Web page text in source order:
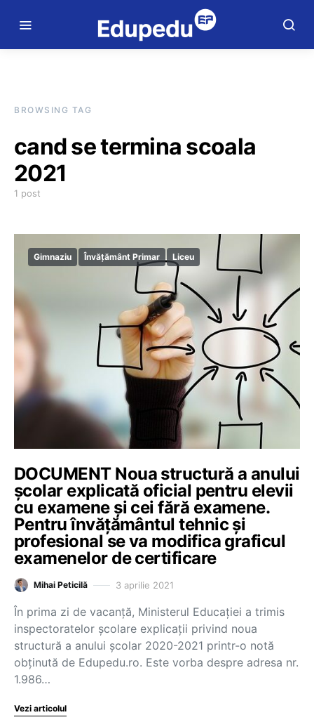
BROWSING TAG
cand se termina scoala
2021
1 post
Gimnaziu Învățământ Primar Liceu
DOCUMENT Noua structură a anului
școlar explicată oficial pentru elevii
cu examene și cei fără examene.
Pentru învățământul tehnic și
profesional se va modifica graficul
examenelor de certificare
Mihai Peticilă 3 aprilie 2021
În prima zi de vacanță, Ministerul Educației a trimis
inspectoratelor școlare explicații privind noua
structură a anului școlar 2020-2021 printr-o notă
obținută de Edupedu.ro. Este vorba despre adresa nr.
1.986…
Vezi articolul